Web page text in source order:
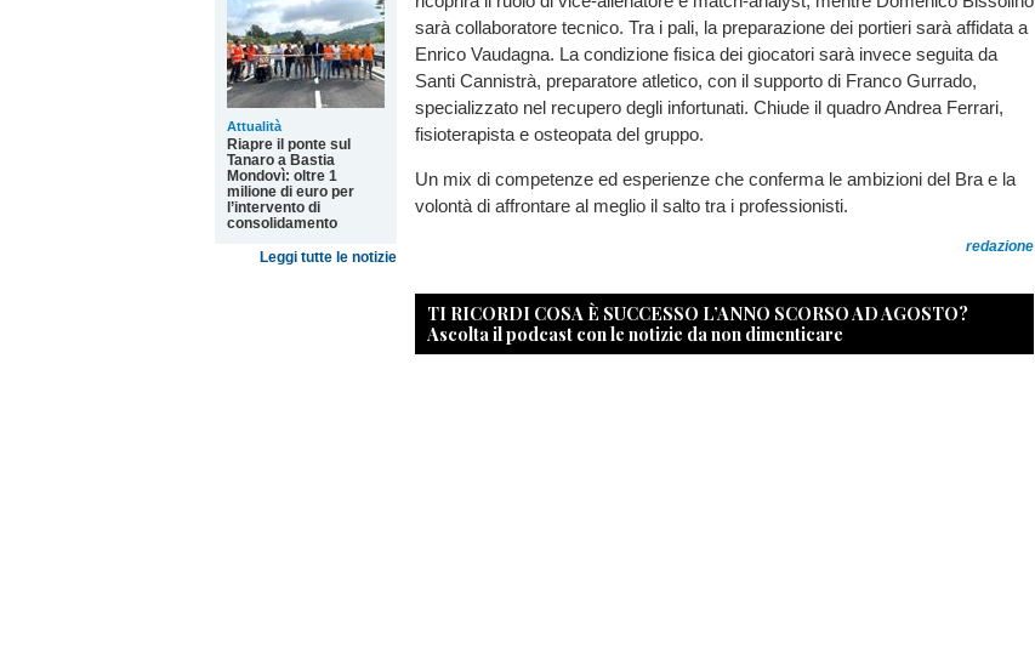
Attualità
Riapre il ponte sul
Tanaro a Bastia
Mondovì: oltre 1
milione di euro per
l’intervento di
consolidamento
Leggi tutte le notizie
sarà collaboratore tecnico. Tra i pali, la preparazione dei portieri sarà affidata a
Enrico Vaudagna. La condizione fisica dei giocatori sarà invece seguita da
Santi Cannistrà, preparatore atletico, con il supporto di Franco Gurrado,
specializzato nel recupero degli infortunati. Chiude il quadro Andrea Ferrari,
fisioterapista e osteopata del gruppo.
Un mix di competenze ed esperienze che conferma le ambizioni del Bra e la
volontà di affrontare al meglio il salto tra i professionisti.
redazione
TI RICORDI COSA È SUCCESSO L’ANNO SCORSO AD AGOSTO?
Ascolta il podcast con le notizie da non dimenticare